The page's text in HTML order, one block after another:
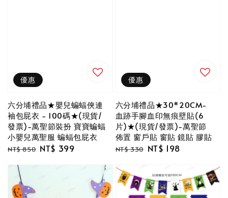
優惠
六分埔禮品★嬰兒蝙蝠俠連
袖包屁衣 - 100碼★(現貨/
發票)-萬聖節裝扮 寶寶蝙蝠
小嬰兒萬聖服 蝙蝠包屁衣
Regular
NT$ 850 Sale
NT$ 399
優惠
六分埔禮品★30*20CM-
血跡手腳血印無痕壁貼(6
片)★(現貨/發票)-萬聖節
佈置 窗戶貼 窗貼 鏡貼 膠貼
Regular
NT$ 330 Sale
NT$ 198